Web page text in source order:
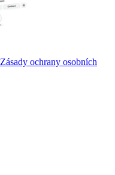
Zásady ochrany osobních